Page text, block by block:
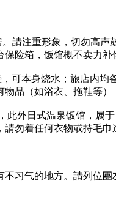
請注重形象，切勿高
险箱，饭馆概不卖力补
可本身烧水；旅店内
品（如浴衣、拖鞋等）
此外日式温泉饭馆，属
勿着任何衣物或持毛巾
习气的地方。請列位